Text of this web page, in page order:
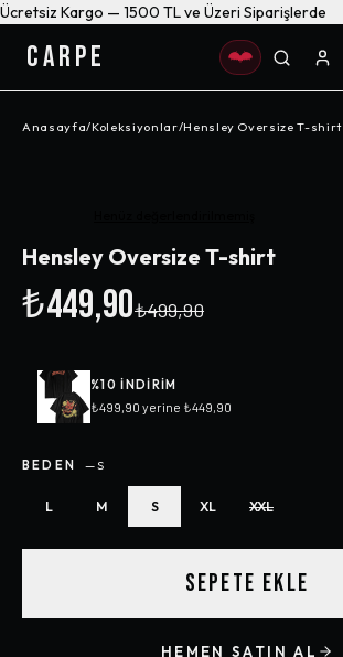
Ücretsiz Kargo — 1500 TL ve Üzeri Siparişlerde
CARPE
Anasayfa/Koleksiyonlar/Hensley Oversize T-shirt
Hensley Oversize T-shirt
₺449,90₺499,90
%10 INDIRIM
₺499,90 yerine ₺449,90
BEDEN —S
L M S XL XXL
SEPETE EKLE
HEMEN SATIN AL